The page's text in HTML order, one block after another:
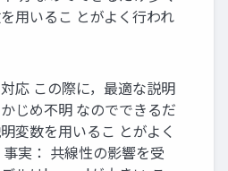
用いるこ とがよく行われ
応 この際に，最適な説明
じめ不明 なのでできるだ
変数を用いるこ とがよく
実： 共線性の影響を受